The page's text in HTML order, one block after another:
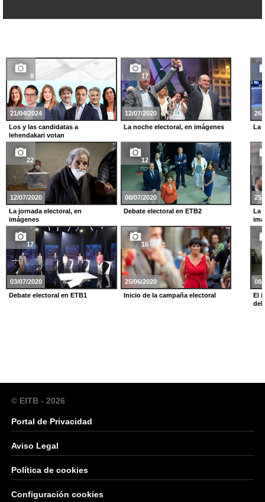
8
21/04/2024
Los y las candidatas a
lehendakari votan
17
12/07/2020
La noche electoral, en imágenes
22
12/07/2020
La jornada electoral, en
imágenes
12
08/07/2020
Debate electoral en ETB2
17
03/07/2020
Debate electoral en ETB1
16
25/06/2020
Inicio de la campaña electoral
26/
La
25/
La
08/
El
del
© EITB - 2026
Portal de Privacidad
Aviso Legal
Política de cookies
Configuración cookies